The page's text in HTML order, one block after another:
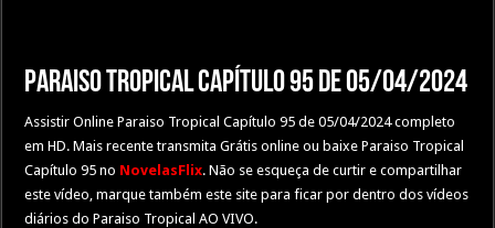
Paraiso Tropical Capítulo 95 de 05/04/2024
Assistir Online Paraiso Tropical Capítulo 95 de 05/04/2024 completo
em HD. Mais recente transmita Grátis online ou baixe Paraiso Tropical
Capítulo 95 no NovelasFlix. Não se esqueça de curtir e compartilhar
este vídeo, marque também este site para ficar por dentro dos vídeos
diários do Paraiso Tropical AO VIVO.